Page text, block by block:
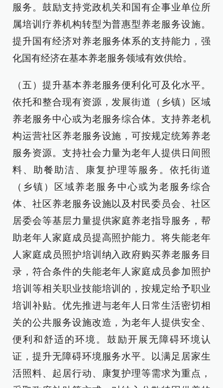
服务。鼓励支持党政机关和国有企事业单位所
属培训疗养机构转型为普惠型养老服务设施。
提升国有经济对养老服务体系的支持能力，强
化国有经济在基本养老服务领域有效供给。
（五）提升基本养老服务便利化可及化水平。
依托和整合现有资源，发展街道（乡镇）区域
养老服务中心或为老服务综合体。支持养老机
构运营社区养老服务设施，可按规定统筹养老
服务资源。支持社会力量为老年人提供日间照
料、助餐助洁、康复护理等服务。依托街道
（乡镇）区域养老服务中心或为老服务综合
体、社区养老服务设施以及村民委员会、社区
居委会等基层力量提供家庭养老指导服务，帮
助老年人家庭成员提高照护能力。将失能老年
人家庭成员照护培训纳入政府购买养老服务目
录，符合条件的失能老年人家庭成员参加照护
培训等相关职业技能培训的，按规定给予职业
培训补贴。优先推进与老年人日常生活密切相
关的公共服务设施改造，为老年人提供安全、
便利和舒适的环境。鼓励开展无障碍环境认
证，提升无障碍环境服务水平。以满足居家生
活照料、起居行动、康复护理等需求为重点，